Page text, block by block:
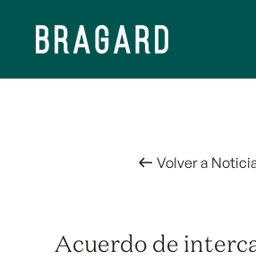
Volver a
Acuerdo de